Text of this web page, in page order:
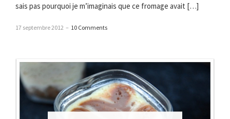
sais pas pourquoi je m’imaginais que ce fromage avait […]
17 septembre 2012 – 10 Comments